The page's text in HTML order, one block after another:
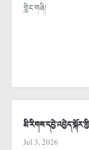
གླེང་གཞི།
Jul 3, 2026